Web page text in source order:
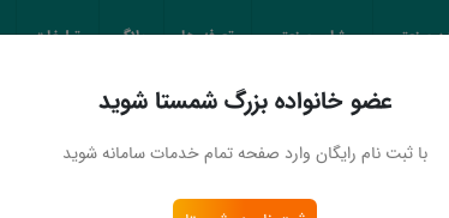
صنعتی مشاور صنعتی تعرفه ها بلاگ تبلیغات
عضو خانواده بزرگ شمستا شوید
با ثبت نام رایگان وارد صفحه تمام خدمات سامانه شوید